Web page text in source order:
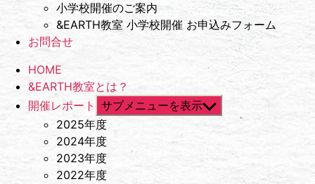
小学校開催のご案内
&EARTH教室 小学校開催 お申込みフォーム
お問合せ
HOME
&EARTH教室とは？
開催レポート サブメニューを表示
2025年度
2024年度
2023年度
2022年度